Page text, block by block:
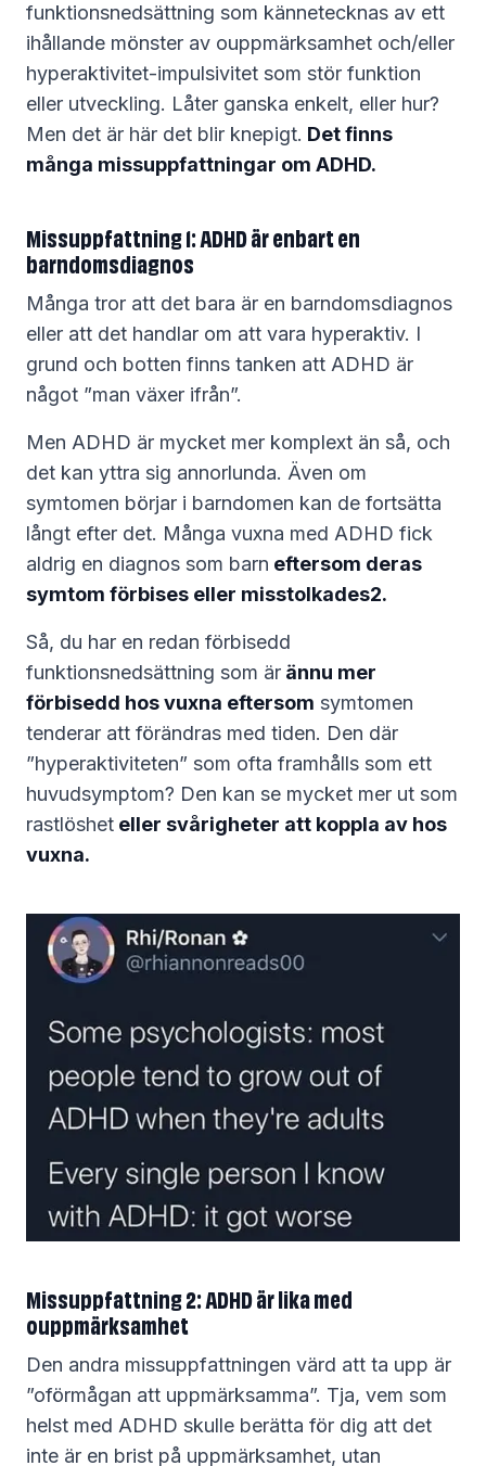
funktionsnedsättning som kännetecknas av ett
ihållande mönster av ouppmärksamhet och/eller
hyperaktivitet-impulsivitet som stör funktion
eller utveckling. Låter ganska enkelt, eller hur?
Men det är här det blir knepigt. Det finns
många missuppfattningar om ADHD.
Missuppfattning 1: ADHD är enbart en
barndomsdiagnos
Många tror att det bara är en barndomsdiagnos
eller att det handlar om att vara hyperaktiv. I
grund och botten finns tanken att ADHD är
något ”man växer ifrån”.
Men ADHD är mycket mer komplext än så, och
det kan yttra sig annorlunda. Även om
symtomen börjar i barndomen kan de fortsätta
långt efter det. Många vuxna med ADHD fick
aldrig en diagnos som barn eftersom deras
symtom förbises eller misstolkades2.
Så, du har en redan förbisedd
funktionsnedsättning som är ännu mer
förbisedd hos vuxna eftersom symtomen
tenderar att förändras med tiden. Den där
”hyperaktiviteten” som ofta framhålls som ett
huvudsymptom? Den kan se mycket mer ut som
rastlöshet eller svårigheter att koppla av hos
vuxna.
Missuppfattning 2: ADHD är lika med
ouppmärksamhet
Den andra missuppfattningen värd att ta upp är
”oförmågan att uppmärksamma”. Tja, vem som
helst med ADHD skulle berätta för dig att det
inte är en brist på uppmärksamhet, utan